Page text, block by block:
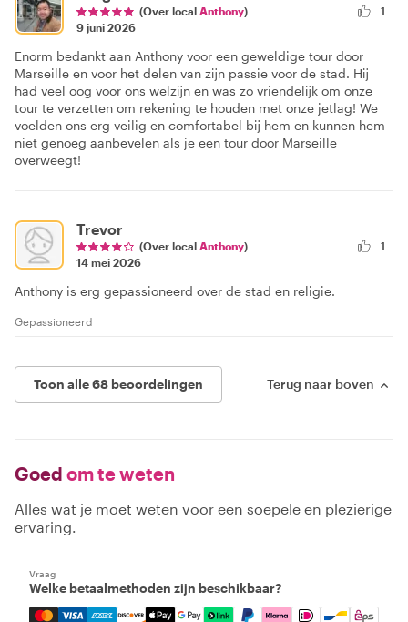
(Over local Anthony)
9 juni 2026
1
Enorm bedankt aan Anthony voor een geweldige tour door
Marseille en voor het delen van zijn passie voor de stad. Hij
had veel oog voor ons welzijn en was zo vriendelijk om onze
tour te verzetten om rekening te houden met onze jetlag! We
voelden ons erg veilig en comfortabel bij hem en kunnen hem
niet genoeg aanbevelen als je een tour door Marseille
overweegt!
Trevor
(Over local Anthony)
14 mei 2026
1
Anthony is erg gepassioneerd over de stad en religie.
Gepassioneerd
Toon alle 68 beoordelingen Terug naar boven
Goed om te weten
Alles wat je moet weten voor een soepele en plezierige
ervaring.
Vraag
Welke betaalmethoden zijn beschikbaar?
Mastercard, Visa, Amex, Discover, Apple Pay, Google